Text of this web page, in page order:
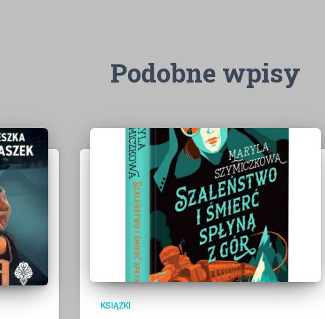
Podobne wpisy
KSIĄŻKI